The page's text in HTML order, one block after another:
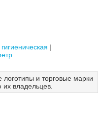
и торговые марки
владельцев.